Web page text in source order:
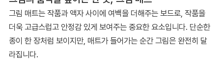
그림 매트는 작품과 액자 사이에 여백을 더해주는 보드로, 작품을
더욱 고급스럽고 안정감 있게 보여주는 중요한 요소입니다. 단순한
종이 한 장처럼 보이지만, 매트가 들어가는 순간 그림은 완전히 달
라집니다.